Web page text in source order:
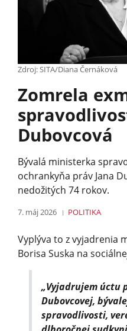
Zdroj: SITA/Diana Černáková
Zomrela
Dubovcová
Bývalá ministerka
ochrankyňa práv Jana
nedožitých 74 rokov.
7. máj 2026 POLITIKA
Vyplýva to z vyjadrenia
Borisa Suska na
„Vyjadrujem úctu
Dubovcovej,
spravodlivosti,